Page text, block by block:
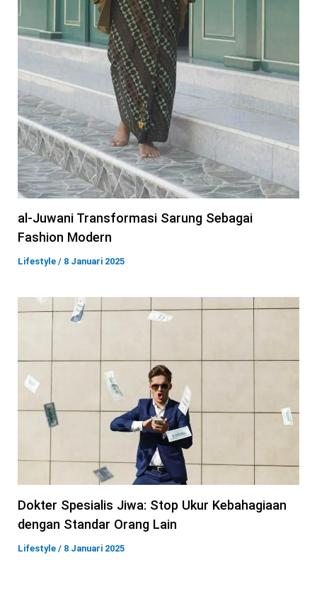
al-Juwani Transformasi Sarung Sebagai
Fashion Modern
Lifestyle / 8 Januari 2025
Dokter Spesialis Jiwa: Stop Ukur Kebahagiaan
dengan Standar Orang Lain
Lifestyle / 8 Januari 2025